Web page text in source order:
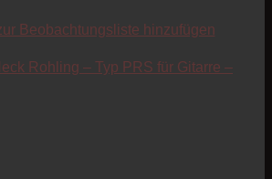
Beobachtungsliste hinzufügen
Rohling – Typ PRS für Gitarre –